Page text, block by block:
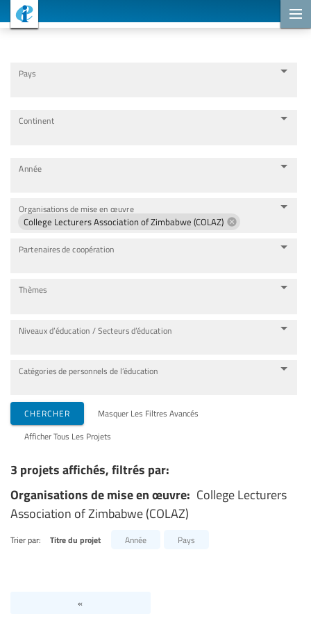
Pays
Continent
Année
Organisations de mise en œuvre
College Lecturers Association of Zimbabwe (COLAZ)
Partenaires de coopération
Thèmes
Niveaux d’éducation / Secteurs d’éducation
Catégories de personnels de l’éducation
CHERCHER Masquer Les Filtres Avancés
Afficher Tous Les Projets
3 projets affichés, filtrés par:
Organisations de mise en œuvre: College Lecturers
Association of Zimbabwe (COLAZ)
Trier par: Titre du projet Année Pays
«